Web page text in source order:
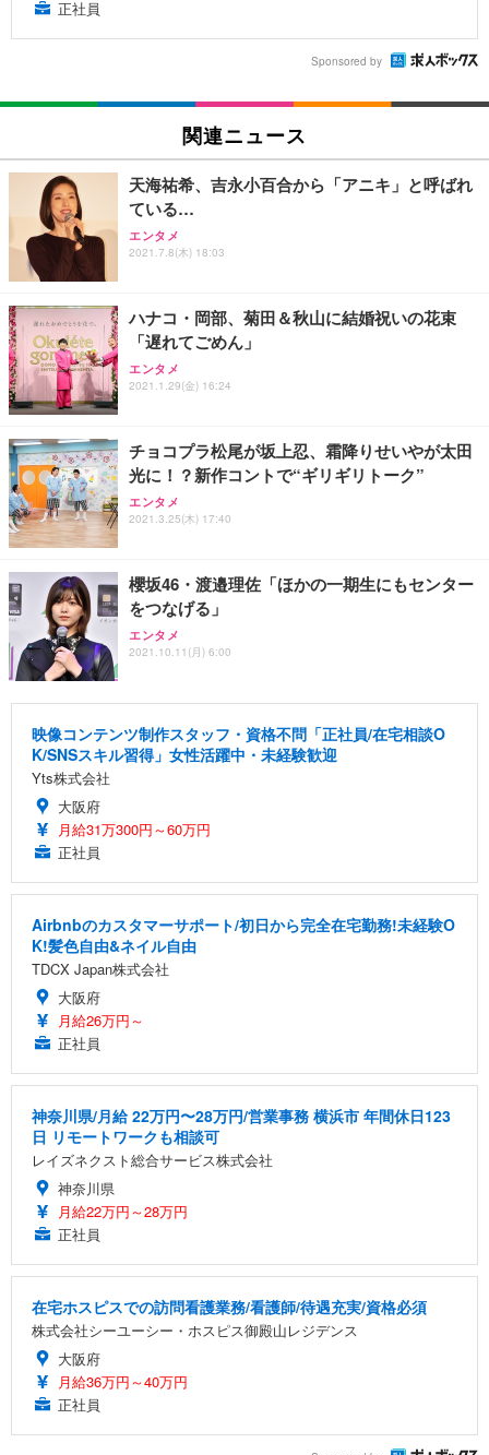
正社員
Sponsored by
関連ニュース
天海祐希、吉永小百合から「アニキ」と呼ばれ
ている…
エンタメ
2021.7.8(木) 18:03
ハナコ・岡部、菊田＆秋山に結婚祝いの花束
「遅れてごめん」
エンタメ
2021.1.29(金) 16:24
チョコプラ松尾が坂上忍、霜降りせいやが太田
光に！？新作コントで“ギリギリトーク”
エンタメ
2021.3.25(木) 17:40
櫻坂46・渡邉理佐「ほかの一期生にもセンター
をつなげる」
エンタメ
2021.10.11(月) 6:00
映像コンテンツ制作スタッフ・資格不問「正社員/在宅相談O
K/SNSスキル習得」女性活躍中・未経験歓迎
Yts株式会社
大阪府
月給31万300円～60万円
正社員
Airbnbのカスタマーサポート/初日から完全在宅勤務!未経験O
K!髪色自由&ネイル自由
TDCX Japan株式会社
大阪府
月給26万円～
正社員
神奈川県/月給 22万円〜28万円/営業事務 横浜市 年間休日123
日 リモートワークも相談可
レイズネクスト総合サービス株式会社
神奈川県
月給22万円～28万円
正社員
在宅ホスピスでの訪問看護業務/看護師/待遇充実/資格必須
株式会社シーユーシー・ホスピス御殿山レジデンス
大阪府
月給36万円～40万円
正社員